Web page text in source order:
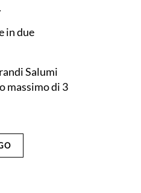
in due
Salumi
massimo di 3